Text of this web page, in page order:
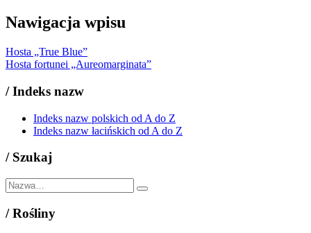
Nawigacja wpisu
Hosta „True Blue”
Hosta fortunei „Aureomarginata”
/Indeks nazw
Indeks nazw polskich od A do Z
Indeks nazw łacińskich od A do Z
/ Szukaj
/Rośliny